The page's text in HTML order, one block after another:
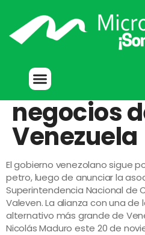
Empresa
alternativos
ofrecerá
negocios
Venezuela
El gobierno venezolano sigue
petro, luego de anunciar la
Superintendencia Nacional de
Valeven. La alianza con una
alternativo más grande de
Nicolás Maduro este 20 de